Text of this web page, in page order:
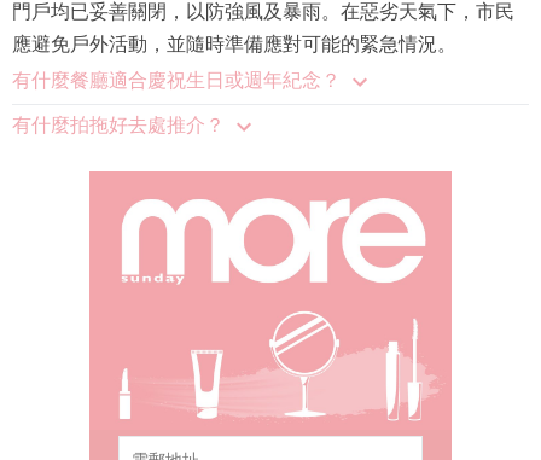
門戶均已妥善關閉，以防強風及暴雨。在惡劣天氣下，市民
應避免戶外活動，並隨時準備應對可能的緊急情況。
有什麼餐廳適合慶祝生日或週年紀念？
有什麼拍拖好去處推介？